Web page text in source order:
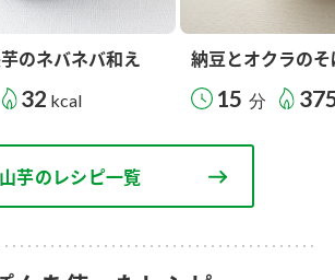
のネバネバ和え
32 kcal
納豆とオクラのそ
15 分
芋のレシピ一覧